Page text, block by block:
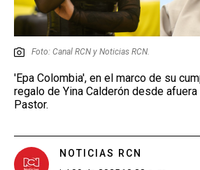
Foto: Canal RCN y Noticias RCN.
'Epa Colombia', en el marco de su
regalo de Yina Calderón desde
Pastor.
NOTICIAS RCN